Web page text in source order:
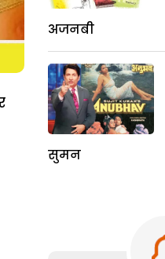
अजनबी
सुमन